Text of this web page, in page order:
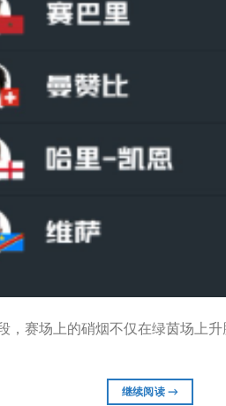
，赛场上的硝烟不仅在绿茵场上
继续阅读→